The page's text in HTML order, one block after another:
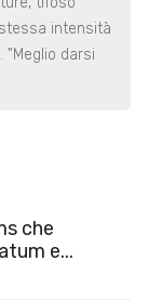
intensità
darsi
che
e...